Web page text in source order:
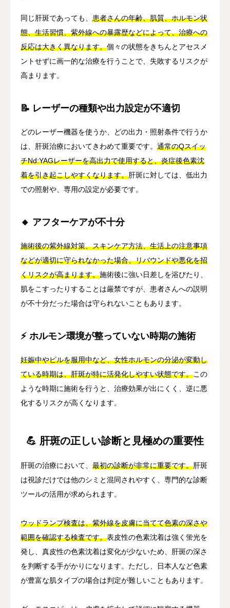
同じ肝斑であっても、 患者さんの年齢、肌質、ホルモン状
態、生活習慣、紫外線への暴露歴などによって、治療への
反応は大きく異なります。個々の状態をきちんとアセスメ
ントせずに画一的な治療を行うことで、失敗するリスクが
高まります。
📝 レーザーの種類や出力設定が不適切
どのレーザー機器を使うか、どの出力・照射条件で行うか
は、肝斑治療においてきわめて重要です。 通常のQスイッ
チNd:YAGレーザーを高出力で使用すると、炎症後色素沈
着を引き起こしやすくなります。肝斑に対しては、低出力
での照射や、専用の設定が必要です。
🔸 アフターケアが不十分
施術後の紫外線対策、スキンケア方法、生活上の注意事項
などが適切に守られなかった場合、リバウンドや悪化を招
くリスクが高まります。施術後に強い日差しを浴びたり、
肌をこすったりすることは厳禁ですが、患者さんへの説明
が不十分だった場合は守られないこともあります。
⚡ ホルモン環境が整っていない時期の施術
妊娠中やピルを服用中など、女性ホルモンの分泌が変動し
ている時期は、肝斑が特に活発化しやすい状態です。この
ような時期に施術を行うと、治療効果が出にくく、逆に悪
化するリスクが高くなります。
💪 肝斑の正しい診断と見極めの重要性
肝斑の治療において、 最初の診断が非常に重要です。肝斑
は視診だけでは他のシミと混同されやすく、専門的な診断
ツールの活用が求められます。
ウッドランプ検査は、紫外線を皮膚に当てて色素の深さや
範囲を確認する検査です。表皮性の色素沈着は強く蛍光を
発し、真皮性の色素沈着は変化が少ないため、肝斑の深さ
を判断する手がかりになります。ただし、日本人など色素
が豊富な肌タイプの場合は判定が難しいこともあります。